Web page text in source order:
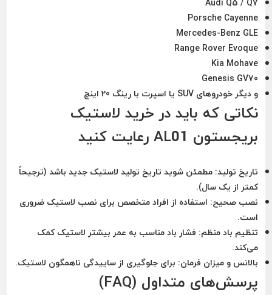
Porsche Cayenne
Mercedes-Benz GLE
Range Rover Evoque
Kia Mohave
Genesis GV70
و دیگر خودروهای SUV یا اسپرت با رینگ 20 اینچ
نکاتی که باید در خرید لاستیک
بریجستون AL01 رعایت کنید
تاریخ تولید: مطمئن شوید تاریخ تولید لاستیک جدید باشد (ترجیحاً
کمتر از یک سال).
نصب صحیح: استفاده از افراد متخصص برای نصب لاستیک ضروری
است.
تنظیم باد منظم: فشار باد مناسب به عمر بیشتر لاستیک کمک
می‌کند.
بالانس و میزان فرمان: برای جلوگیری از ساییدگی ناهمگون لاستیک.
پرسش‌های متداول (FAQ)